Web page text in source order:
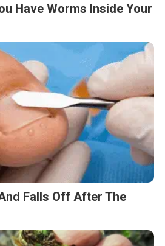
Have Worms Inside Your
Falls Off After The